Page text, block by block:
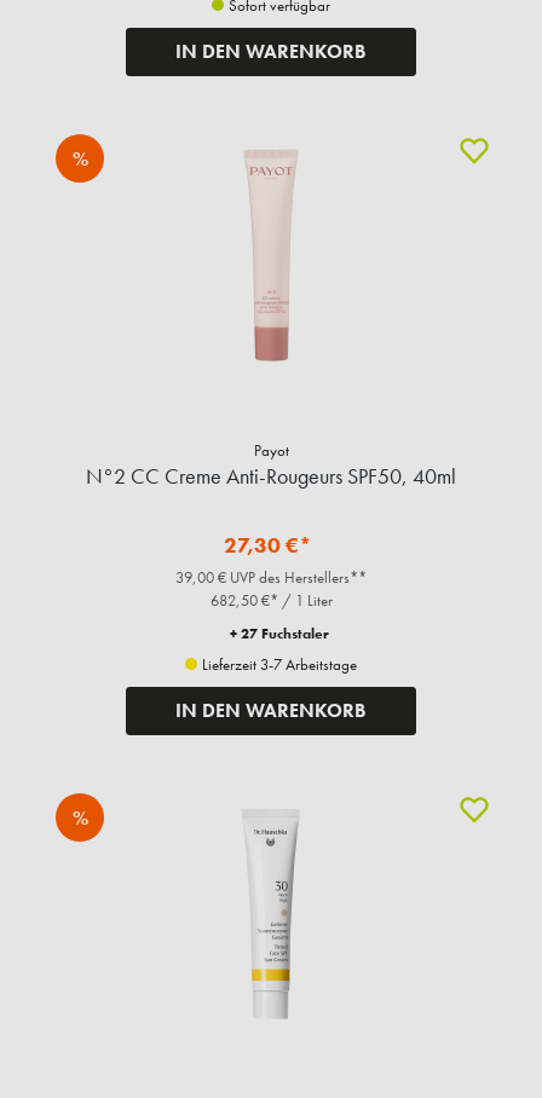
Sofort verfügbar
IN DEN WARENKORB
%
Payot
N°2 CC Creme Anti-Rougeurs SPF50, 40ml
27,30 €*
39,00 € UVP des Herstellers**
682,50 €* / 1 Liter
+ 27 Fuchstaler
Lieferzeit 3-7 Arbeitstage
IN DEN WARENKORB
%